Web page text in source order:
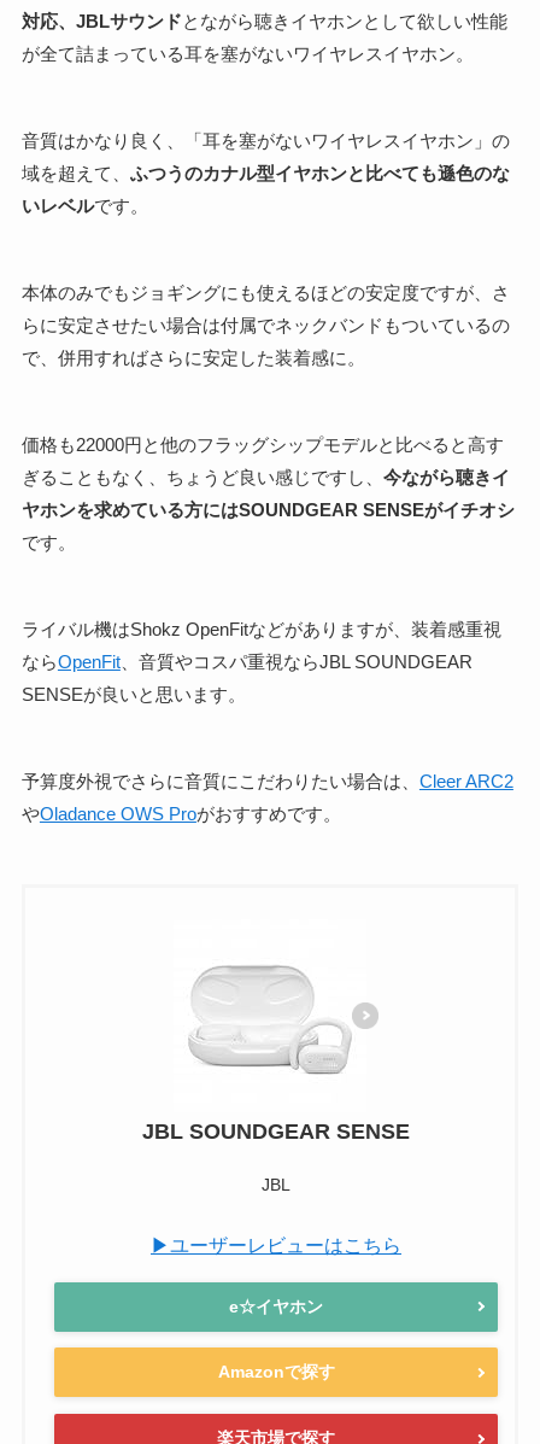
対応、JBLサウンドとながら聴きイヤホンとして欲しい性能
が全て詰まっている耳を塞がないワイヤレスイヤホン。
音質はかなり良く、「耳を塞がないワイヤレスイヤホン」の
域を超えて、 ふつうのカナル型イヤホンと比べても遜色のな
いレベルです。
本体のみでもジョギングにも使えるほどの安定度ですが、さ
らに安定させたい場合は付属でネックバンドもついているの
で、併用すればさらに安定した装着感に。
価格も22000円と他のフラッグシップモデルと比べると高す
ぎることもなく、ちょうど良い感じですし、 今ながら聴きイ
ヤホンを求めている方にはSOUNDGEAR SENSEがイチオシ
です。
ライバル機はShokz OpenFitなどがありますが、装着感重視
ならOpenFit、音質やコスパ重視ならJBL SOUNDGEAR
SENSEが良いと思います。
予算度外視でさらに音質にこだわりたい場合は、 Cleer ARC2
やOladance OWS Proがおすすめです。
JBL SOUNDGEAR SENSE
JBL
▶ユーザーレビューはこちら
e☆イヤホン
Amazonで探す
楽天市場で探す